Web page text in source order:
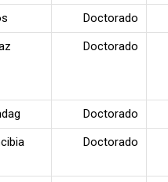
Doctorado
Doctorado
Doctorado
Doctorado